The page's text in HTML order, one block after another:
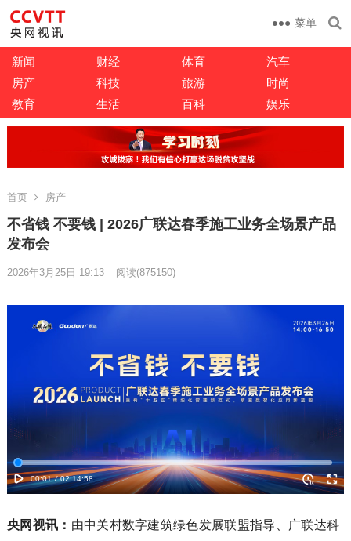
菜单
新闻 财经 体育
汽车
房产
科技 旅游
时尚
教育
生活 百科 娱乐
首页 房产
不省钱 不要钱 | 2026广联达春季施工业务全场景产品
发布会
2026年3月25日 19:13 阅读(875150)
央网视讯： 由中关村数字建筑绿色发展联盟指导、广联达科